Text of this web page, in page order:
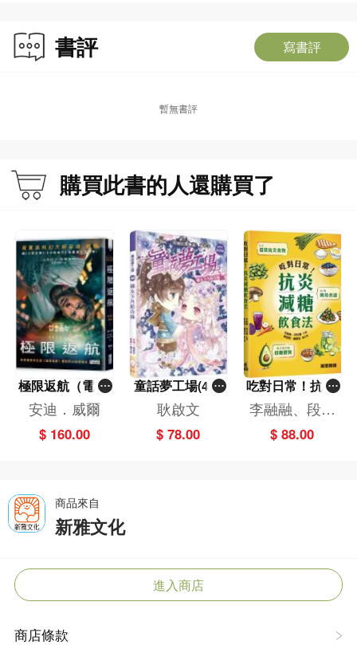
書評 寫書評
暫無書評
購買此書的人還購買了
極限返航（電影
書衣典藏版）
（獨家收錄作者
訪談）
安迪．威爾
$ 160.00
童話夢工場(40)
——織女下凡結
奇緣
耿啟文
$ 78.00
吃對日常！抗炎
減糖飲食法
李融融、段佳
麗,黃梨煜、顧
凱辰
$ 88.00
商品來自
新雅文化
進入商店
商店條款